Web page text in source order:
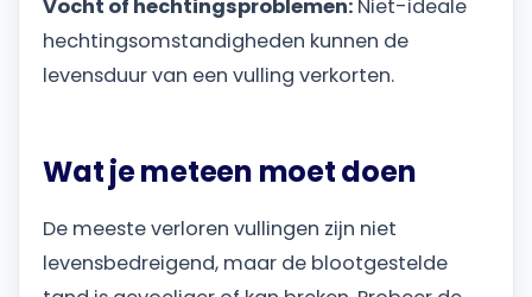
Vocht of hechtingsproblemen: Niet-ideale
hechtingsomstandigheden kunnen de
levensduur van een vulling verkorten.
Wat je meteen moet doen
De meeste verloren vullingen zijn niet
levensbedreigend, maar de blootgestelde